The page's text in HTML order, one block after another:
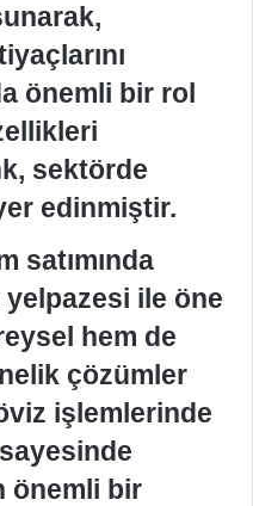
önemli bir rol
sektörde
edinmiştir.
satımında
ile öne
hem de
çözümler
işlemlerinde
önemli bir